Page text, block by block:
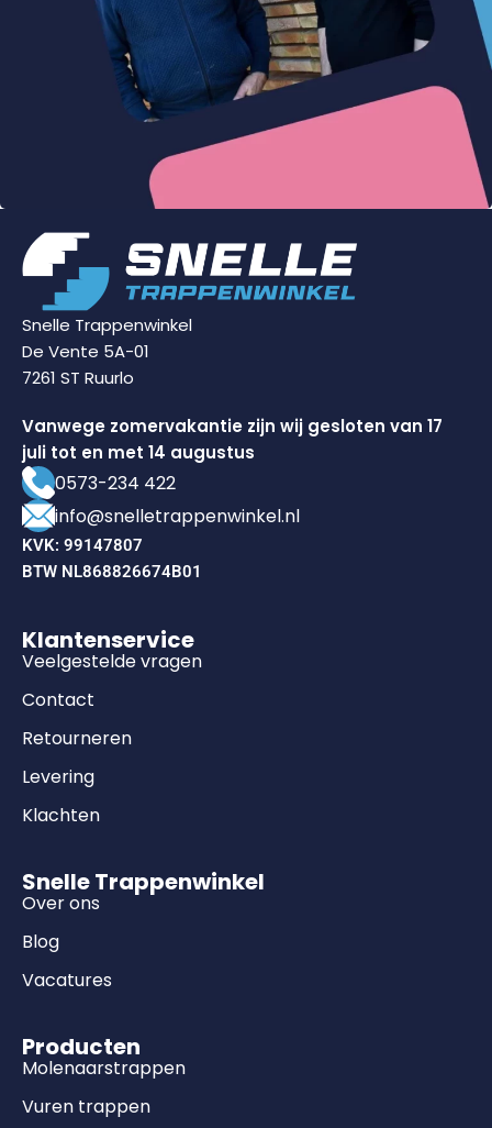
Snelle Trappenwinkel
De Vente 5A-01
7261 ST Ruurlo
Vanwege zomervakantie zijn wij gesloten van 17
juli tot en met 14 augustus
0573-234 422
info@snelletrappenwinkel.nl
KVK: 99147807
BTW NL868826674B01
Klantenservice
Veelgestelde vragen
Contact
Retourneren
Levering
Klachten
Snelle Trappenwinkel
Over ons
Blog
Vacatures
Producten
Molenaarstrappen
Vuren trappen